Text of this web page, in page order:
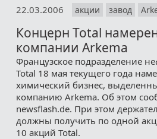
Подписка
Пользовательское
Медиакит
Контакты
22.03.2006 акции завод
Концерн Total
компании Arkema
Французское подразделение
Total 18 мая текущего года
химический бизнес,
компанию Arkema. Об этом
newsflash.de. При этом
должны получить по одной
10 акций Total.